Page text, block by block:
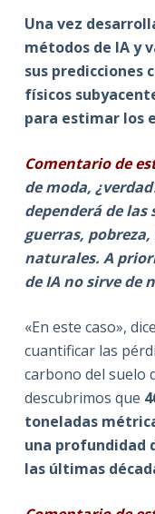
Una vez
métodos de IA y
sus predicciones
físicos
para estimar los
Comentario de
de moda,
dependerá de
guerras,
naturales. A
de IA no sirve de
«En este caso»,
cuantificar las
carbono del suelo
descubrimos que
toneladas
una profundidad
las últimas